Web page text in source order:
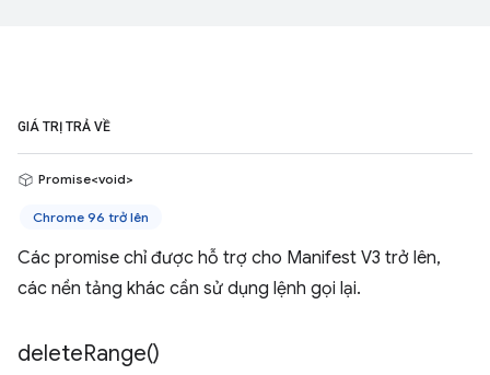
GIÁ TRỊ TRẢ VỀ
Promise<void>
Chrome 96 trở lên
Các promise chỉ được hỗ trợ cho Manifest V3 trở lên,
các nền tảng khác cần sử dụng lệnh gọi lại.
deleteRange()